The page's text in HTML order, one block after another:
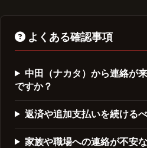
よくある確認事項
中田（ナカタ）から連絡が
ですか？
返済や追加支払いを続ける
家族や職場への連絡が不安